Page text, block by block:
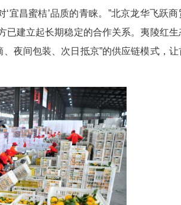
社农产品销售平台、广东百果
有限公司等单位签订“宜昌蜜
坚实基础。
首都消费者对‘宜昌蜜桔’品质
心销售区，双方已建立起长期
通过“当日采摘、夜间包装、次